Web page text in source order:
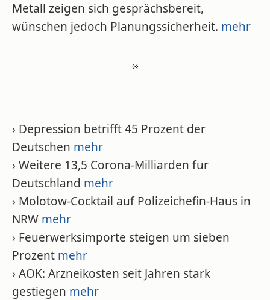
Metall zeigen sich gesprächsbereit,
wünschen jedoch Planungssicherheit. mehr
※
› Depression betrifft 45 Prozent der
Deutschen mehr
› Weitere 13,5 Corona-Milliarden für
Deutschland mehr
› Molotow-Cocktail auf Polizeichefin-Haus in
NRW mehr
› Feuerwerksimporte steigen um sieben
Prozent mehr
› AOK: Arzneikosten seit Jahren stark
gestiegen mehr